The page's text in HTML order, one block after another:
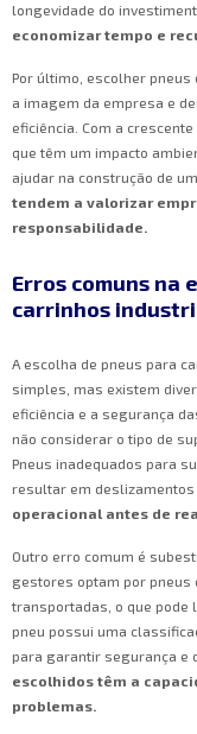
longevidade do
economizar tempo e
Por último, escolher
a imagem da empresa e
eficiência. Com a
que têm um impacto
ajudar na construção de
tendem a valorizar
responsabilidade.
Erros comuns na
carrinhos
A escolha de pneus para
simples, mas existem
eficiência e a segurança
não considerar o tipo de
Pneus inadequados para
resultar em deslizamentos
operacional antes de
Outro erro comum é
gestores optam por pneus
transportadas, o que pode
pneu possui uma
para garantir segurança e
escolhidos têm a
problemas.